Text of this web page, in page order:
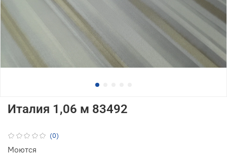
(0)
Италия 1,06 м 83492
Моются